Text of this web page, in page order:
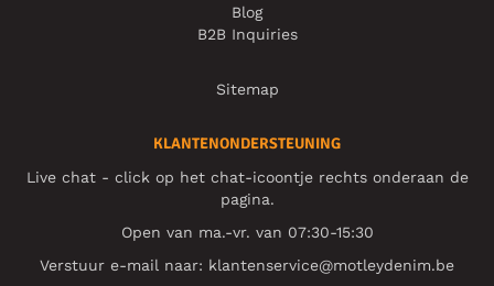
Blog
B2B Inquiries
Sitemap
KLANTENONDERSTEUNING
Live chat - click op het chat-icoontje rechts onderaan de
pagina.
Open van ma.-vr. van 07:30-15:30
Verstuur e-mail naar: klantenservice@motleydenim.be